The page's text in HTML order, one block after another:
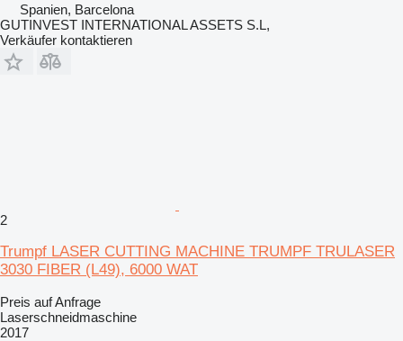
Spanien, Barcelona
GUTINVEST INTERNATIONAL ASSETS S.L,
Verkäufer kontaktieren
2
Trumpf LASER CUTTING MACHINE TRUMPF TRULASER
3030 FIBER (L49), 6000 WAT
Preis auf Anfrage
Laserschneidmaschine
2017